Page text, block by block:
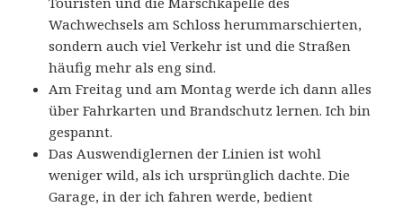
Wachwechsels am Schloss herummarschierten,
sondern auch viel Verkehr ist und die Straßen
häufig mehr als eng sind.
Am Freitag und am Montag werde ich dann alles
über Fahrkarten und Brandschutz lernen. Ich bin
gespannt.
Das Auswendiglernen der Linien ist wohl
weniger wild, als ich ursprünglich dachte. Die
Garage, in der ich fahren werde, bedient